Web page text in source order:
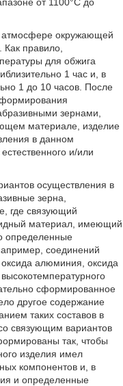
атмосфере окружающей
Как правило,
для обжига
1 час и, в
1 до 10 часов. После
формирования
зернами,
материале, изделие
в данном
и/или
осуществления в
зерна,
где связующий
материал, имеющий
определенные
соединений
алюминия, оксида
сформированное
другое содержание
таких составов в
связующим вариантов
так, чтобы
изделия имел
компонентов и, в
и определенные